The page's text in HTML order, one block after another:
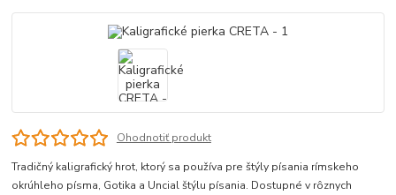
Ohodnotiť produkt
Tradičný kaligrafický hrot, ktorý sa používa pre štýly písania rímskeho
okrúhleho písma, Gotika a Uncial štýlu písania. Dostupné v rôznych